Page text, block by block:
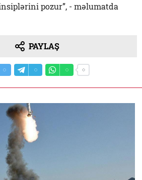
pozur”, - məlumatda
PAYLAŞ